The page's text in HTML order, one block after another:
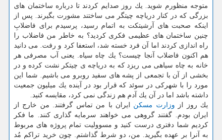
متوجه منظورم شوید. یك روز صدایم كردند تا درباره ساختمان های
بزرگی كه در كنار دریاچه چیتگر می ساختند مشورت بگیرند. پس از
اینكه صحبت های آرشیتكت به اتمام رسید، پرسیدم برای فاضلابِ
چنین ساختمان های عظیمی فكری كردید؟ به خاطر من فاضلاب را
راه اندازی كردند اما آن فرد خسته شد، استعفا كرد و رفت. می دانید
هم اكنون فاضلاب آنجا چیست؟ یك چاه سیاه. یعنی آب مصرفی هر
خانه به چاه سیاهی می ریزد كه به دریاچه ی چیتكر نشت كرده و در
بخشی از آن با تجمعی از پشه های سفید روبرو می باشیم. شما این
مورد را با شهركی در سوئد كه قرار بود در آینده یك میلیون جمعیت
داشته باشد اما در آن یك آدم هم زندگی نمی كرد، مقایسه كنید.
یك روز از وزارت مسكن ایران با من تماس گرفتند. من خارج از
ایران بودم. گفتند گروهی می خواهند سرمایه گذاری كنند. ما فكر
كردیم شما دفتری درست كنید و مسوولیت تمام پروژه های مربوط
به آنرا بر عهده بگیرید. من، دو شرط گذاشتم. چون خرید تراكم مُد